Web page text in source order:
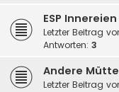
ESP Innereien
Letzter Beitrag
Antworten: 3
Andere
Letzter Beitrag